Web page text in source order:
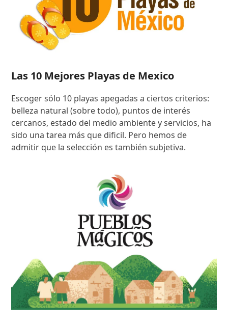
Las 10 Mejores Playas de Mexico
Escoger sólo 10 playas apegadas a ciertos criterios:
belleza natural (sobre todo), puntos de interés
cercanos, estado del medio ambiente y servicios, ha
sido una tarea más que dificil. Pero hemos de
admitir que la selección es también subjetiva.